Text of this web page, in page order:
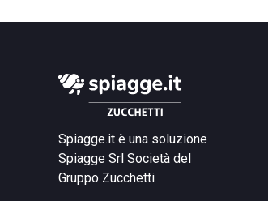
Spiagge.it è una soluzione
Spiagge Srl Società del
Gruppo Zucchetti